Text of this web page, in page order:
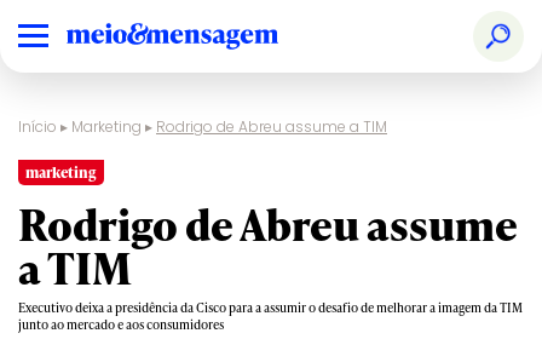
Início ▸ Marketing ▸ Rodrigo de Abreu assume a TIM
marketing
Rodrigo de Abreu assume
a TIM
Executivo deixa a presidência da Cisco para a assumir o desafio de melhorar a imagem da TIM
junto ao mercado e aos consumidores